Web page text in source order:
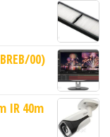
00)
IR 40m